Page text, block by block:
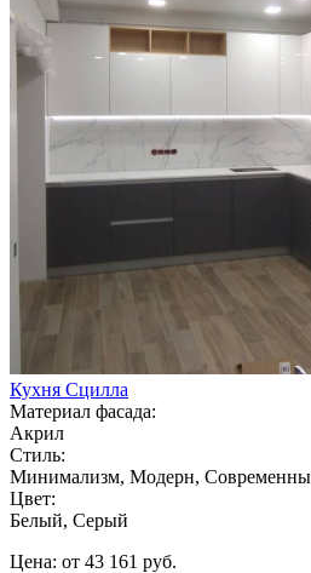
Кухня Сцилла
Материал фасада:
Акрил
Стиль:
Минимализм, Модерн,
Цвет:
Белый, Серый
Цена: от 43 161 руб.